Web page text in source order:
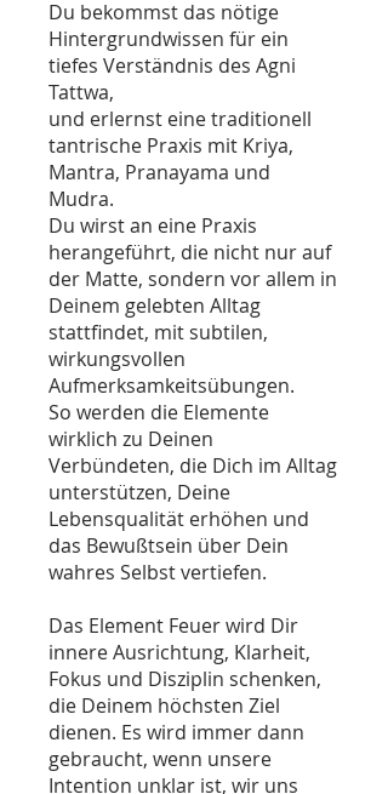
Du bekommst das nötige
Hintergrundwissen für ein
tiefes Verständnis des Agni
Tattwa,
und erlernst eine traditionell
tantrische Praxis mit Kriya,
Mantra, Pranayama und
Mudra.
Du wirst an eine Praxis
herangeführt, die nicht nur auf
der Matte, sondern vor allem in
Deinem gelebten Alltag
stattfindet, mit subtilen,
wirkungsvollen
Aufmerksamkeitsübungen.
So werden die Elemente
wirklich zu Deinen
Verbündeten, die Dich im Alltag
unterstützen, Deine
Lebensqualität erhöhen und
das Bewußtsein über Dein
wahres Selbst vertiefen.
Das Element Feuer wird Dir
innere Ausrichtung, Klarheit,
Fokus und Disziplin schenken,
die Deinem höchsten Ziel
dienen. Es wird immer dann
gebraucht, wenn unsere
Intention unklar ist, wir uns